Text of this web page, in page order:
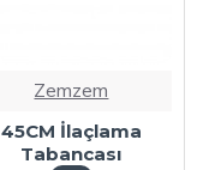
Zemzem
45CM İlaçlama
Tabancası